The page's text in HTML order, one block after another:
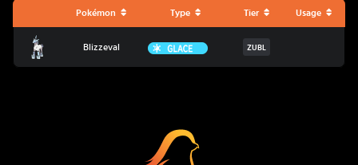
Pokémon Type Tier Usage
Blizzeval Glace ZUBL